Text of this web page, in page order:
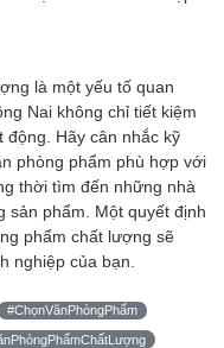
là một yếu tố quan
Nai không chỉ tiết kiệm
động. Hãy cân nhắc kỹ
phòng phẩm phù hợp với
thời tìm đến những nhà
sản phẩm. Một quyết định
phẩm chất lượng sẽ
nghiệp của bạn.
#ChọnVănPhòngPhẩm